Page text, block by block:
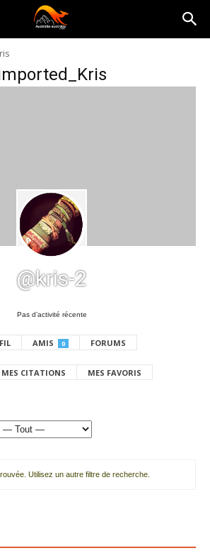
@kris-2
Pas d’activité récente
AMIS 0 FORUMS
MES CITATIONS MES FAVORIS
Utilisez un autre filtre de recherche.